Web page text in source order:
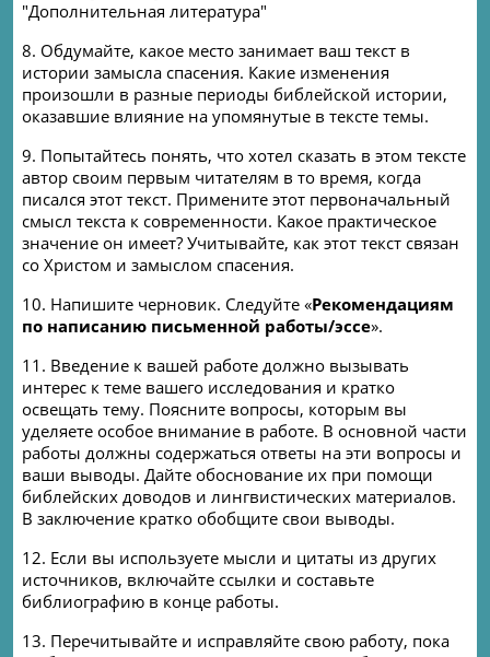
"Дополнительная литература"
8. Обдумайте, какое место занимает ваш текст в
истории замысла спасения. Какие изменения
произошли в разные периоды библейской истории,
оказавшие влияние на упомянутые в тексте темы.
9. Попытайтесь понять, что хотел сказать в этом тексте
автор своим первым читателям в то время, когда
писался этот текст. Примените этот первоначальный
смысл текста к современности. Какое практическое
значение он имеет? Учитывайте, как этот текст связан
со Христом и замыслом спасения.
10. Напишите черновик. Следуйте «Рекомендациям
по написанию письменной работы/эссе».
11. Введение к вашей работе должно вызывать
интерес к теме вашего исследования и кратко
освещать тему. Поясните вопросы, которым вы
уделяете особое внимание в работе. В основной части
работы должны содержаться ответы на эти вопросы и
ваши выводы. Дайте обоснование их при помощи
библейских доводов и лингвистических материалов.
В заключение кратко обобщите свои выводы.
12. Если вы используете мысли и цитаты из других
источников, включайте ссылки и составьте
библиографию в конце работы.
13. Перечитывайте и исправляйте свою работу, пока